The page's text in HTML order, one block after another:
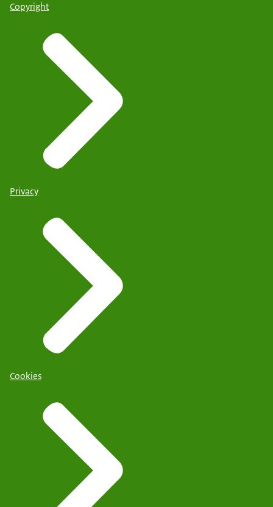
Copyright
Privacy
Cookies